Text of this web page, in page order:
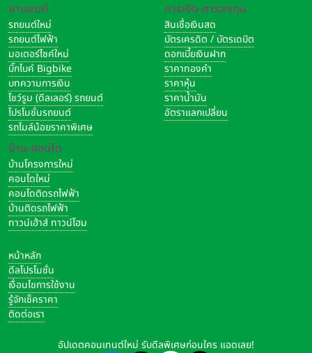
ยานยนต์
รถยนต์ใหม่
รถยนต์ไฟฟ้า
มอเตอร์ไซค์ใหม่
บิ๊กไบค์ Bigbike
บทความการเงิน
โชว์รูม (ดีลเลอร์) รถยนต์
โปรโมชั่นรถยนต์
รถไมล์น้อยราคาพิเศษ
บ้าน-คอนโด
บ้านโครงการใหม่
คอนโดใหม่
คอนโดติดรถไฟฟ้า
บ้านติดรถไฟฟ้า
ทาวน์เฮ้าส์ ทาวน์โฮม
การเงิน-การลงทุน
สินเชื่อเงินสด
บัตรเครดิต / บัตรเดบิต
ดอกเบี้ยเงินฝาก
ราคาทองคำ
ราคาหุ้น
ราคาน้ำมัน
อัตราแลกเปลี่ยน
หน้าหลัก
ดีลโปรโมชั่น
เงื่อนไขการใช้งาน
รู้จักเช็คราคา
ติดต่อเรา
อัปเดตคอนเทนต์ใหม่ รับดีลพิเศษก่อนใคร แอดเลย!